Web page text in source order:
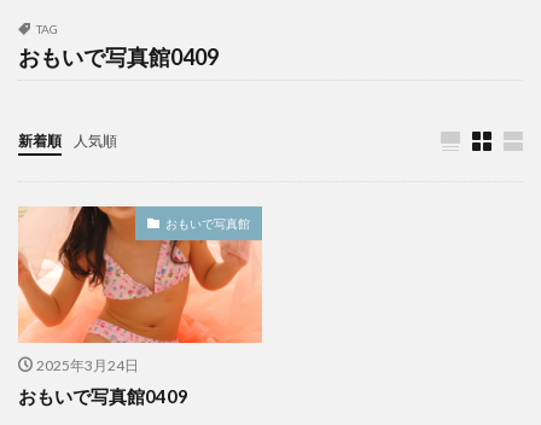
TAG
おもいで写真館0409
新着順 人気順
おもいで写真館
2025年3月24日
おもいで写真館0409